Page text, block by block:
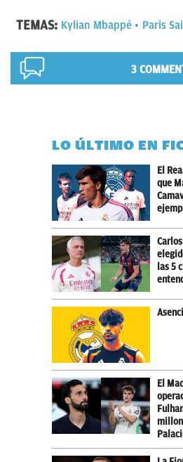
TEMAS: Kylian Mbappé Paris
3
LO ÚLTIMO EN
El
que
las 5
El